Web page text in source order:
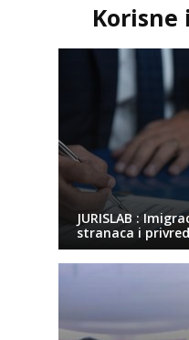
JURISLAB :
stranaca i